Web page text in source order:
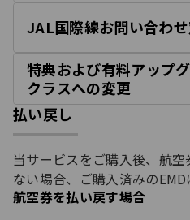
JAL国際線お問い合わ
特典および有料アップ
クラスへの変更
払い戻し
当サービスをご購入後、航
ない場合、ご購入済みのEMD
航空券を払い戻す場合